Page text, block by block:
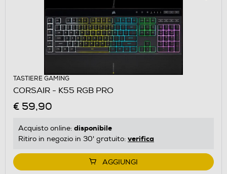
TASTIERE GAMING
CORSAIR - K55 RGB PRO
€ 59,90
Acquisto online: disponibile
Ritiro in negozio in 30' gratuito: verifica
AGGIUNGI